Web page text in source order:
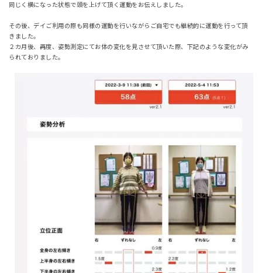
同じく横になった状態で頭を上げて頂く運動をお伝えしました。
その後、デイご利用の際も同様の運動を行いながらご自宅でも継続的に運動を行って頂
きました。
２カ月後、再度、姿勢測定にてお体の変化を見させて頂いた際、下記のような変化がみ
られておりました。